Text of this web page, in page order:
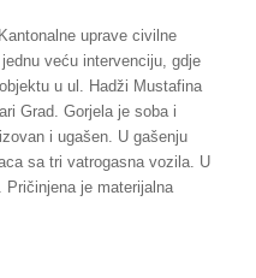
uprave civilne
veću intervenciju, gdje
u ul. Hadži Mustafina
Grad. Gorjela je soba i
i ugašen. U gašenju
sa tri vatrogasna vozila. U
Pričinjena je materijalna